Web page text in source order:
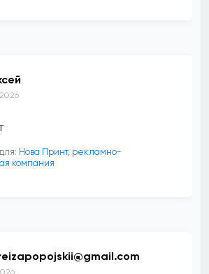
Нова Принт, рекламно-
компания